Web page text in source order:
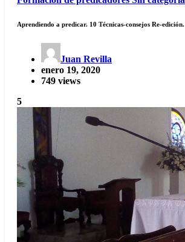
Aprendiendo a predicar. 10 Técnicas-consejos Re-edición.
Juan Revilla
enero 19, 2020
749 views
5